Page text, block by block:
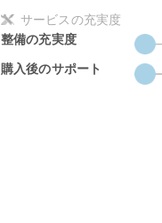
サービスの充実度
整備の充実度
購入後のサポート